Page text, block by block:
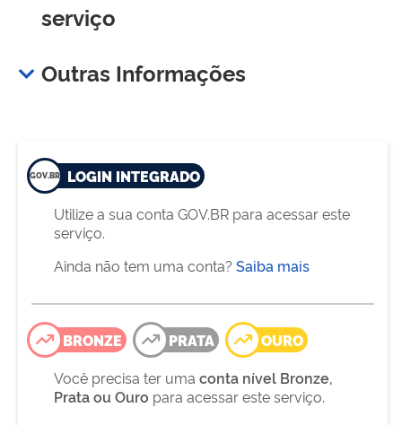
serviço
Outras Informações
LOGIN INTEGRADO
Utilize a sua conta GOV.BR para acessar este
serviço.
Ainda não tem uma conta? Saiba mais
BRONZE PRATA
OURO
Você precisa ter uma conta nível Bronze,
Prata ou Ouro para acessar este serviço.